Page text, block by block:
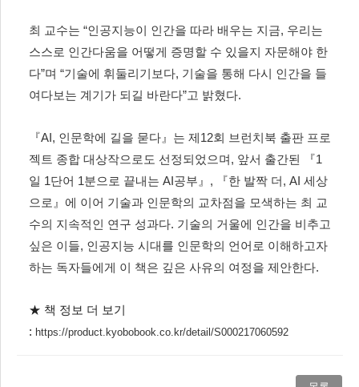
최 교수는 “인공지능이 인간을 따라 배우는 지금, 우리는
스스로 인간다움을 어떻게 증명할 수 있을지 자문해야 한
다”며 “기술에 휘둘리기보다, 기술을 통해 다시 인간을 들
여다보는 계기가 되길 바란다”고 밝혔다.
『AI, 인문학에 길을 묻다』 는 제 12회 브런치북 출판 프로
젝트 종합 대상작으로도 선정되었으며 , 앞서 출간된 『1
일 1단어 1분으로 끝내는 AI 공부』 , 『한 발짝 더 , AI 세상
으로』 에 이어 기술과 인문학의 교차점을 모색하는 최 교
수의 지속적인 연구 성과다. 기술의 거울에 인간을 비추고
싶은 이들, 인공지능 시대를 인문학의 언어로 이해하고자
하는 독자들에게 이 책은 깊은 사유의 여정을 제안한다.
★ 책 정보 더 보기
: https://product.kyobobook.co.kr/detail/S000217060592